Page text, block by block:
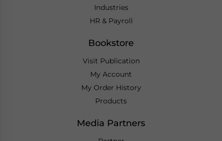
Industries
HR & Payroll
Bookstore
Visit Publication
My Account
My Order History
Products
Media Partners